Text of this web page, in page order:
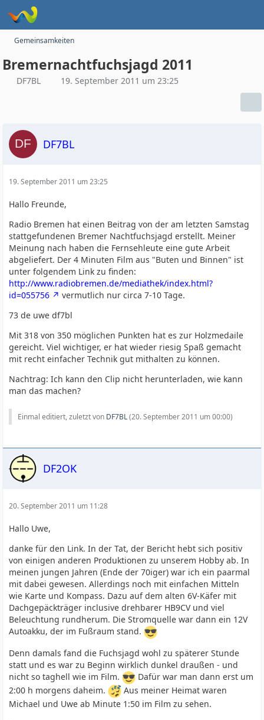
Gemeinsamkeiten
Bremernachtfuchsjagd 2011
DF7BL 19. September 2011 um 23:25
DF7BL
19. September 2011 um 23:25
Hallo Freunde,
Radio Bremen hat einen Beitrag von der am letzten Samstag
stattgefundenen Bremer Nachtfuchsjagd erstellt. Meiner
Meinung nach haben die Fernsehleute eine gute Arbeit
abgeliefert. Der 4 Minuten Film aus "Buten und Binnen" ist
unter folgendem Link zu finden:
http://www.radiobremen.de/mediathek/index.html?
id=055756
vermutlich nur circa 7-10 Tage.
73 de uwe df7bl
Mit 318 von 350 möglichen Punkten hat es zur Holzmedaile
gereicht. Viel wichtiger, er hat wieder riesig Spaß gemacht
mit recht einfacher Technik gut mithalten zu können.
Nachtrag: Ich kann den Clip nicht herunterladen, wie kann
man das machen?
Einmal editiert, zuletzt von DF7BL(20. September 2011 um 00:00)
DF2OK
20. September 2011 um 11:28
Hallo Uwe,
danke für den Link. In der Tat, der Bericht hebt sich positiv
von einigen anderen Produktionen zu unserem Hobby ab. In
meinen jungen Jahren (Ende der 70iger) war ich ein paarmal
mit dabei gewesen. Allerdings noch mit einfachen Mitteln
wie Karte und Kompass. Dazu auf dem alten 6V-Käfer mit
Dachgepäckträger inclusive drehbarer HB9CV und viel
Beleuchtung rundherum. Die Stromquelle war dann ein 12V
Autoakku, der im Fußraum stand.
Denn damals fand die Fuchsjagd wohl zu späterer Stunde
statt und es war zu Beginn wirklich dunkel draußen - und
nicht so taghell wie im Film.
Dafür war man dann erst um
2:00 h morgens daheim.
Aus meiner Heimat waren
Michael und Uwe ab Minute 1:50 im Film zu sehen.